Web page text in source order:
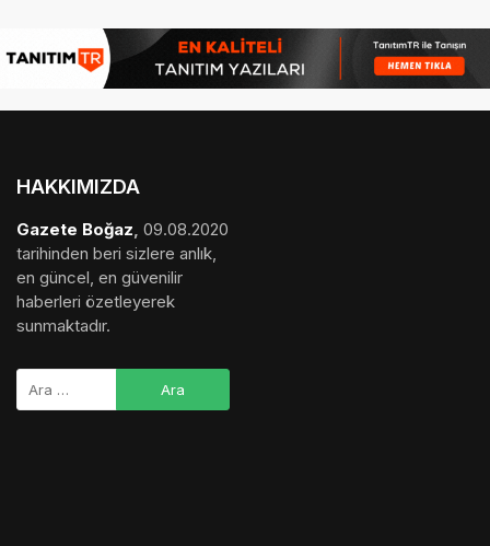
HAKKIMIZDA
Gazete Boğaz, 09.08.2020
tarihinden beri sizlere anlık,
en güncel, en güvenilir
haberleri özetleyerek
sunmaktadır.